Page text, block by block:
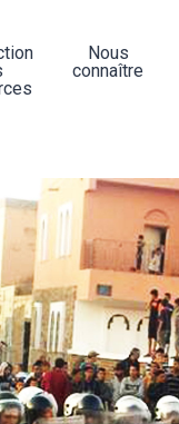
Nous
connaître